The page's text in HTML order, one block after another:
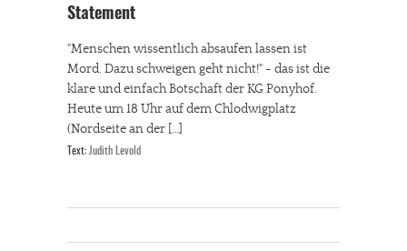
Statement
"Menschen wissentlich absaufen lassen ist
Mord. Dazu schweigen geht nicht!" - das ist die
klare und einfach Botschaft der KG Ponyhof.
Heute um 18 Uhr auf dem Chlodwigplatz
(Nordseite an der […]
Text: Judith Levold